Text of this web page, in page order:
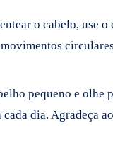
o cabelo, use
pequeno e olhe
dia. Agradeça